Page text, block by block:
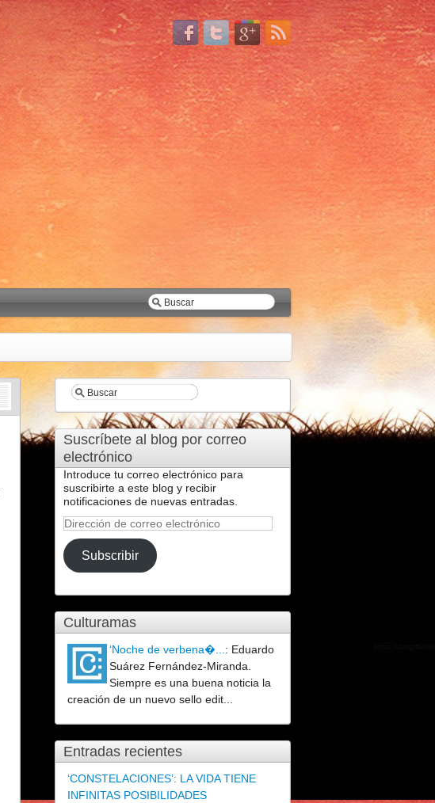
Suscríbete al blog por correo
electrónico
Introduce tu correo electrónico para
suscribirte a este blog y recibir
notificaciones de nuevas entradas.
Dirección
de
correo
electrónico
Subscribir
Culturamas
‘Noche de verbena�... : Eduardo
Suárez Fernández-Miranda.
Siempre es una buena noticia la
creación de un nuevo sello edit...
Entradas recientes
‘CONSTELACIONES’: LA VIDA TIENE
INFINITAS POSIBILIDADES